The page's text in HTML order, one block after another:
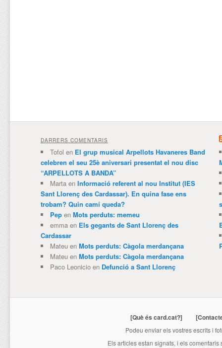
DARRERS COMENTARIS
Tofol en El grup musical Arpellots Havaneres Band
celebren el seu 25è aniversari presentat el nou disc
“ARPELLOTS A BANDA”
Martaen Informació referent al nou Institut (IES
Sant Llorenç des Cardassar). En quina fase ens
trobam? Quin camí queda?
Pepen Mots perduts: memeu
emmaen Els gegants de Sant Llorenç des
Cardassar
Mateuen Mots perduts: Càgola merdançana
Mateuen Mots perduts: Càgola merdançana
Paco Leonicioen Defunció a Sant Llorenç
[Què és card.cat?]
Podeu enviar els vostres escrits i
Els articles estan signats, i els